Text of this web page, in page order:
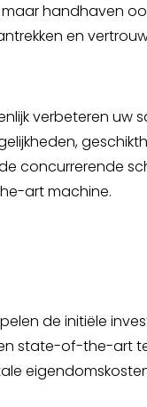
handhaven
en
verbeteren uw
concurrerende
art machine.
de initiële
state-of-the-art